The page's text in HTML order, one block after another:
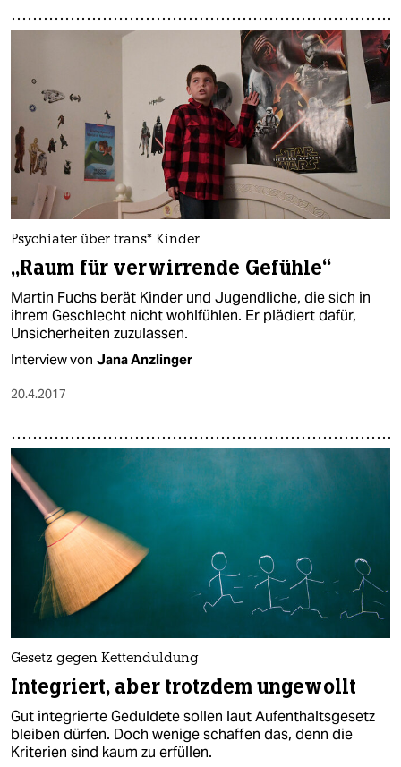
Psychiater über trans* Kinder
„Raum für verwirrende Gefühle“
Martin Fuchs berät Kinder und Jugendliche, die sich in
ihrem Geschlecht nicht wohlfühlen. Er plädiert dafür,
Unsicherheiten zuzulassen.
Interview von Jana Anzlinger
20.4.2017
Gesetz gegen Kettenduldung
Integriert, aber trotzdem ungewollt
Gut integrierte Geduldete sollen laut Aufenthaltsgesetz
bleiben dürfen. Doch wenige schaffen das, denn die
Kriterien sind kaum zu erfüllen.